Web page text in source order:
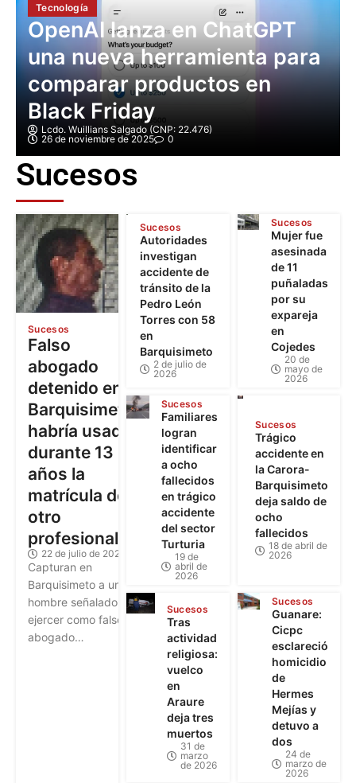
Tecnología
OpenAI lanza en ChatGPT
una nueva herramienta para
comparar productos en
Black Friday
Lcdo. Wuillians Salgado (CNP: 22.476)
26 de noviembre de 2025
0
Sucesos
Sucesos
Falso
abogado
detenido en
Barquisimeto:
habría usado
durante 13
años la
matrícula de
otro
profesional
22 de julio de 2026
Capturan en
Barquisimeto a un
hombre señalado de
ejercer como falso
abogado…
Sucesos
Autoridades
investigan
accidente de
tránsito de la
Pedro León
Torres con 58
en
Barquisimeto
2 de julio de
2026
Sucesos
Mujer fue
asesinada
de 11
puñaladas
por su
expareja
en
Cojedes
20 de
mayo de
2026
Sucesos
Familiares
logran
identificar
a ocho
fallecidos
en trágico
accidente
del sector
Turturia
19 de
abril de
2026
Sucesos
Trágico
accidente en
la Carora-
Barquisimeto
deja saldo de
ocho
fallecidos
18 de abril de
2026
Sucesos
Tras
actividad
religiosa:
vuelco
en
Araure
deja tres
muertos
31 de
marzo
de 2026
Sucesos
Guanare:
Cicpc
esclareció
homicidio
de
Hermes
Mejías y
detuvo a
dos
24 de
marzo de
2026